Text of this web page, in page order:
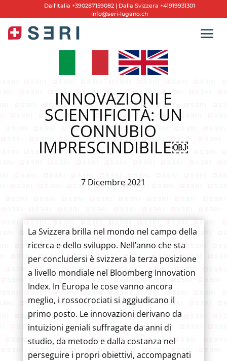
Dall'Italia +390287159082 | Dalla Svizzera +41919931301
info@seri-lugano.ch
INNOVAZIONI E
SCIENTIFICITÀ: UN
CONNUBIO
IMPRESCINDIBILE￼
7 Dicembre 2021
La Svizzera brilla nel mondo nel campo della
ricerca e dello sviluppo. Nell’anno che sta
per concludersi è svizzera la terza posizione
a livello mondiale nel Bloomberg Innovation
Index. In Europa le cose vanno ancora
meglio, i rossocrociati si aggiudicano il
primo posto. Le innovazioni derivano da
intuizioni geniali suffragate da anni di
studio, da metodo e dalla costanza nel
perseguire i propri obiettivi, accompagnati